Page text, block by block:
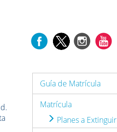
Guía de Matrícula
Matrícula
Planes a Extinguir